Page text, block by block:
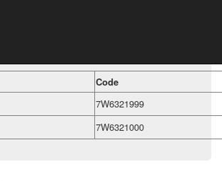
Code
7W6321999
7W6321000